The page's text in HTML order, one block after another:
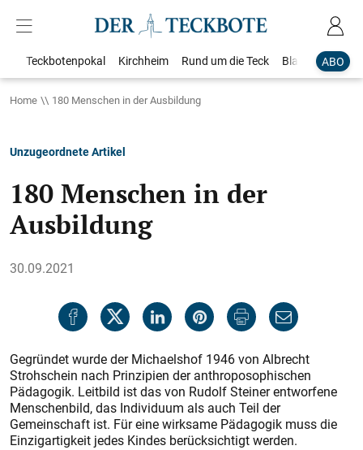
ABO
Teckbotenpokal Kirchheim Rund um die Teck Blaulicht
Home 180 Menschen in der Ausbildung
Unzugeordnete Artikel
180 Menschen in der
Ausbildung
30.09.2021
Gegründet wurde der Michaelshof 1946 von Albrecht
Strohschein nach Prinzipien der anthroposophischen
Pädagogik. Leitbild ist das von Rudolf Steiner entworfene
Menschenbild, das Individuum als auch Teil der
Gemeinschaft ist. Für eine wirksame Pädagogik muss die
Einzigartigkeit jedes Kindes berücksichtigt werden.